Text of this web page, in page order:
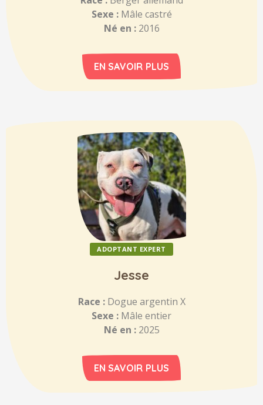
Sexe :Mâle castré
Né en :2016
EN SAVOIR PLUS
ADOPTANT EXPERT
Jesse
Race :Dogue argentin X
Sexe : Mâle entier
Né en :2025
EN SAVOIR PLUS